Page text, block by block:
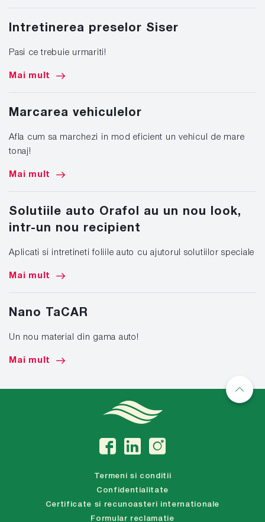
Intretinerea preselor Siser
Pasi ce trebuie urmariti!
Mai mult
Marcarea vehiculelor
Afla cum sa marchezi in mod eficient un vehicul de mare
tonaj!
Mai mult
Solutiile auto Orafol au un nou look,
intr-un nou recipient
Aplicati si intretineti foliile auto cu ajutorul solutiilor speciale
Mai mult
Nano TaCAR
Un nou material din gama auto!
Mai mult
Termeni si conditii
Confidentialitate
Certificate si recunoasteri internationale
Formular reclamatie